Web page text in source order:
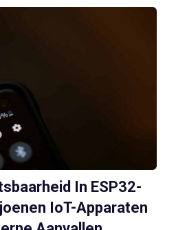
In ESP32-
IoT-Apparaten